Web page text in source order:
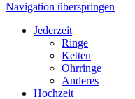
Navigation überspringen
Jederzeit
Ringe
Ketten
Ohrringe
Anderes
Hochzeit